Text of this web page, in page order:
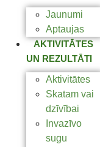
Jaunumi
Aptaujas
AKTIVITĀTES
UN REZULTĀTI
Aktivitātes
Skatam vai
dzīvībai
Invazīvo
sugu